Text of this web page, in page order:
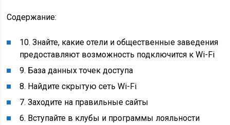
Содержание:
10. Знайте, какие отели и общественные заведения
предоставляют возможность подключится к Wi-Fi
9. База данных точек доступа
8. Найдите скрытую сеть Wi-Fi
7. Заходите на правильные сайты
6. Вступайте в клубы и программы лояльности